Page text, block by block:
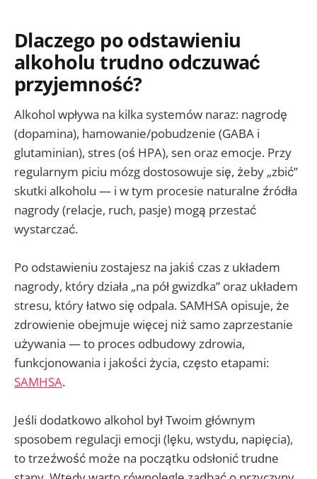
Dlaczego po odstawieniu
alkoholu trudno odczuwać
przyjemność?
Alkohol wpływa na kilka systemów naraz: nagrodę
(dopamina), hamowanie/pobudzenie (GABA i
glutaminian), stres (oś HPA), sen oraz emocje. Przy
regularnym piciu mózg dostosowuje się, żeby „zbić”
skutki alkoholu — i w tym procesie naturalne źródła
nagrody (relacje, ruch, pasje) mogą przestać
wystarczać.
Po odstawieniu zostajesz na jakiś czas z układem
nagrody, który działa „na pół gwizdka” oraz układem
stresu, który łatwo się odpala. SAMHSA opisuje, że
zdrowienie obejmuje więcej niż samo zaprzestanie
używania — to proces odbudowy zdrowia,
funkcjonowania i jakości życia, często etapami:
SAMHSA.
Jeśli dodatkowo alkohol był Twoim głównym
sposobem regulacji emocji (lęku, wstydu, napięcia),
to trzeźwość może na początku odsłonić trudne